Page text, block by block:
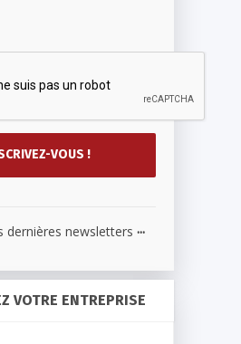
dernières newsletters ...
VOTRE ENTREPRISE